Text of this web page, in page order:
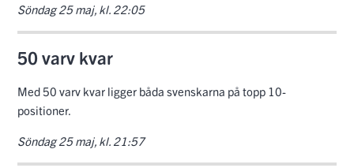
Söndag 25 maj, kl. 22:05
50 varv kvar
Med 50 varv kvar ligger båda svenskarna på topp 10-
positioner.
Söndag 25 maj, kl. 21:57